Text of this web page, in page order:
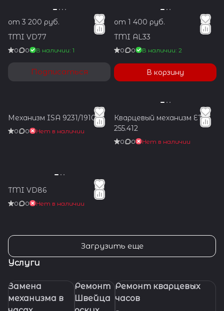
от 3 200 руб.
TMI VD77
0 0 В наличии: 1
Подписаться
от 1 400 руб.
TMI AL33
0 0 В наличии: 2
В корзину
Механизм ISA 9231/1910
0 0 Нет в наличии
Кварцевый механизм ETA
255.412
0 0 Нет в наличии
TMI VD86
0 0 Нет в наличии
Загрузить еще
Услуги
Замена
механизма в
Ремонт
Швейца
Ремонт кварцевых
часов